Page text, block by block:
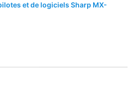
et de logiciels Sharp MX-